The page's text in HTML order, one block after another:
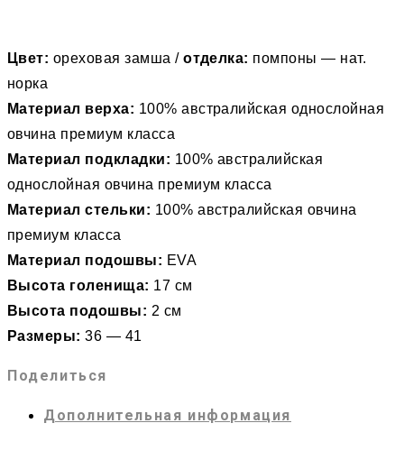
Цвет: ореховая замша /отделка: помпоны — нат.
норка
Материал верха: 100% австралийская однослойная
овчина премиум класса
Материал подкладки: 100% австралийская
однослойная овчина премиум класса
Материал стельки: 100% австралийская овчина
премиум класса
Материал подошвы: EVA
Высота голенища: 17 см
Высота подошвы: 2 см
Размеры: 36 — 41
Поделиться
Дополнительная информация